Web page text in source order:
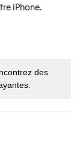
iPhone.
des